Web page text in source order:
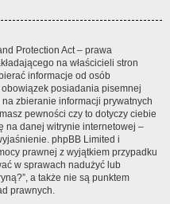
Protection Act – prawa
na właścicieli stron
informacje od osób
posiadania pisemnej
zbieranie informacji prywatnych
pewności czy to dotyczy ciebie
na danej witrynie internetowej –
phpBB Limited i
prawnej z wyjątkiem przypadku
w sprawach nadużyć lub
a także nie są punktem
prawnych.